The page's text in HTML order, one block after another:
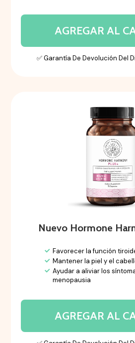
AGREGAR AL
✅ Garantía De Devolución Del
Nuevo Hormone
Favorecer la función
Mantener la piel y el
Ayudar a aliviar los
menopausia
AGREGAR AL